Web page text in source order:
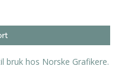
bruk hos Norske Grafikere.